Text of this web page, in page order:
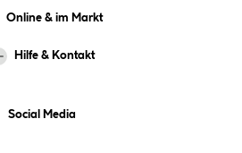
Online & im Markt
Hilfe & Kontakt
Social Media